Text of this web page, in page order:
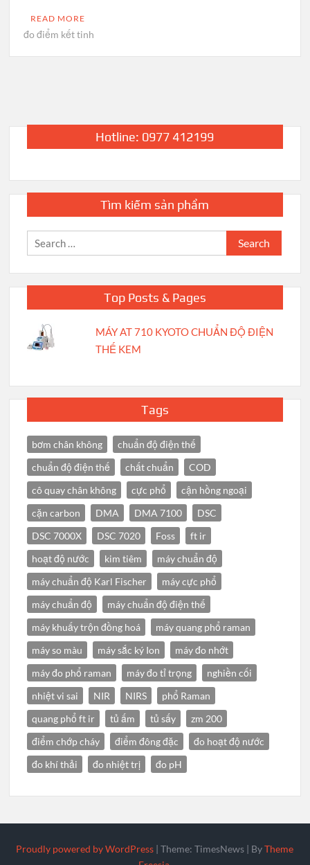
READ MORE
đo điểm kết tinh
Hotline: 0977 412199
Tìm kiếm sản phẩm
Search
for:
Top Posts & Pages
MÁY AT 710 KYOTO CHUẨN ĐỘ ĐIỆN
THẾ KEM
Tags
bơm chân không
chuẩn độ điện thế
chuẩn độ điện thế
chất chuẩn
COD
cô quay chân không
cực phổ
cận hồng ngoại
cặn carbon
DMA DMA 7100
DSC
DSC 7000X
DSC 7020 Foss
ft ir
hoạt độ nước
kim tiêm
máy chuẩn độ
máy chuẩn độ Karl Fischer
máy cực phổ
máy chuẩn độ
máy chuẩn độ điện thế
máy khuấy trộn đồng hoá
máy quang phổ raman
máy so màu
máy sắc ký Ion
máy đo nhớt
máy đo phổ raman
máy đo tỉ trọng
nghiền cối
nhiệt vi sai
NIR NIRS
phổ Raman
quang phổ ft ir
tủ ấm tủ sấy
zm 200
điểm chớp cháy
điểm đông đặc
đo hoạt độ nước
đo khí thải
đo nhiệt trị đo pH
Proudly powered by WordPress |Theme: TimesNews | ByTheme